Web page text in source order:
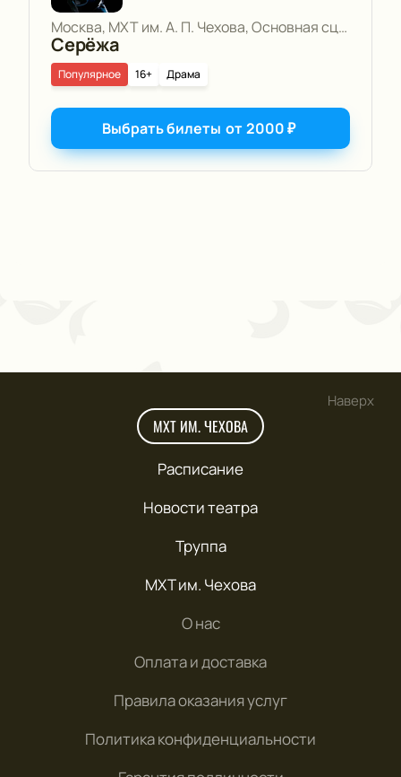
Москва, МХТ им. А. П. Чехова, Основная сцена
Серёжа
16+ Драма
Популярное
Выбрать билеты от2000₽
Наверх
МХТ ИМ. ЧЕХОВА
Расписание
Новости театра
Труппа
МХТ им. Чехова
О нас
Оплата и доставка
Правила оказания услуг
Политика конфиденциальности